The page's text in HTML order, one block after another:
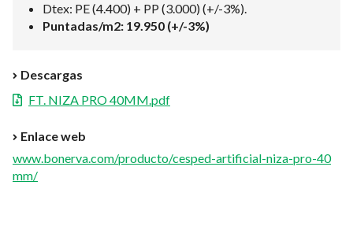
Dtex: PE (4.400) + PP (3.000) (+/-3%).
Puntadas/m2: 19.950 (+/-3%)
Descargas
FT. NIZA PRO 40MM.pdf
Enlace web
www.bonerva.com/producto/cesped-artificial-niza-pro-40
mm/